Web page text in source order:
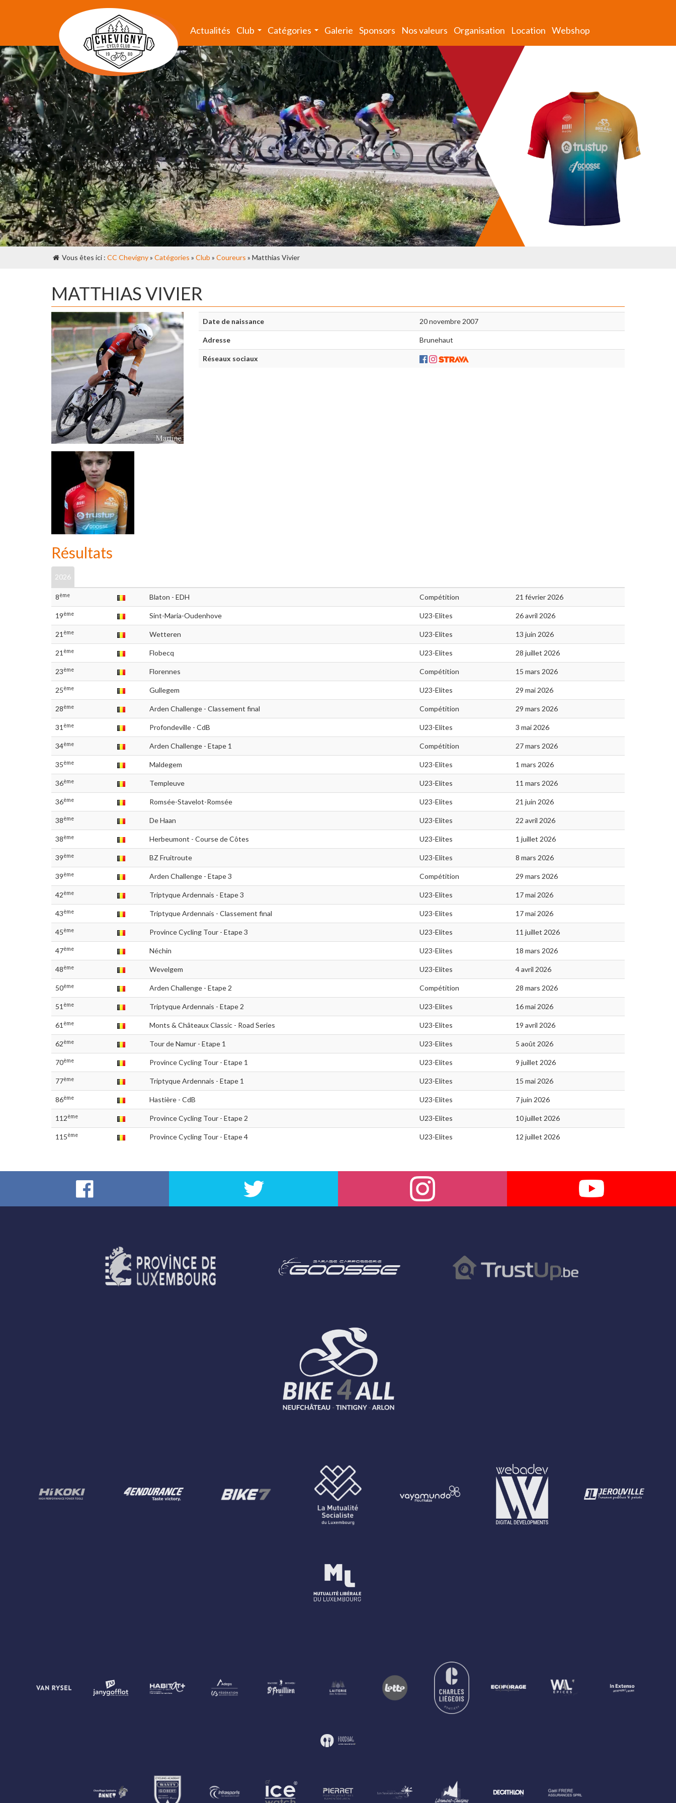
Actualités Club Catégories Galerie Sponsors Nos valeurs Organisation Location Webshop
Vous êtes ici : CC Chevigny» Catégories » Club » Coureurs » Matthias Vivier
MATTHIAS VIVIER
Date de naissance 20 novembre 2007
Adresse Brunehaut
Réseaux sociaux
Résultats
2026
8ème Blaton - EDH Compétition 21 février 2026
19ème Sint-Maria-Oudenhove U23-Elites 26 avril 2026
21 ème Wetteren U23-Elites 13 juin 2026
21 ème Flobecq U23-Elites 28 juillet 2026
23ème Florennes Compétition 15 mars 2026
25ème Gullegem U23-Elites 29 mai 2026
28ème Arden Challenge - Classement final Compétition 29 mars 2026
31 ème Profondeville - CdB U23-Elites 3 mai 2026
34ème Arden Challenge - Etape 1 Compétition 27 mars 2026
35ème Maldegem U23-Elites 1 mars 2026
36ème Templeuve U23-Elites 11 mars 2026
36ème Romsée-Stavelot-Romsée U23-Elites 21 juin 2026
38ème De Haan U23-Elites 22 avril 2026
38ème Herbeumont - Course de Côtes U23-Elites 1 juillet 2026
39ème BZ Fruitroute U23-Elites 8 mars 2026
39ème Arden Challenge - Etape 3 Compétition 29 mars 2026
42ème Triptyque Ardennais - Etape 3 U23-Elites 17 mai 2026
43ème Triptyque Ardennais - Classement final U23-Elites 17 mai 2026
45ème Province Cycling Tour - Etape 3 U23-Elites 11 juillet 2026
47ème Néchin U23-Elites 18 mars 2026
48ème Wevelgem U23-Elites 4 avril 2026
50ème Arden Challenge - Etape 2 Compétition 28 mars 2026
51 ème Triptyque Ardennais - Etape 2 U23-Elites 16 mai 2026
61 ème Monts & Châteaux Classic - Road Series U23-Elites 19 avril 2026
62ème Tour de Namur - Etape 1 U23-Elites 5 août 2026
70ème Province Cycling Tour - Etape 1 U23-Elites 9 juillet 2026
77ème Triptyque Ardennais - Etape 1 U23-Elites 15 mai 2026
86ème Hastière - CdB U23-Elites 7 juin 2026
112ème Province Cycling Tour - Etape 2 U23-Elites 10 juillet 2026
115ème Province Cycling Tour - Etape 4 U23-Elites 12 juillet 2026